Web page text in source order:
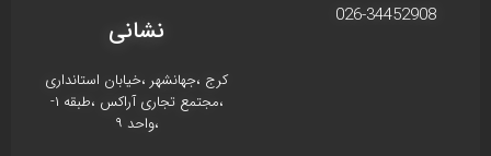
026-34452908 نشانی
کرج ،جهانشهر ،خیابان استانداری
،مجتمع تجاری آراکس ،طبقه ۱-
،واحد ۹